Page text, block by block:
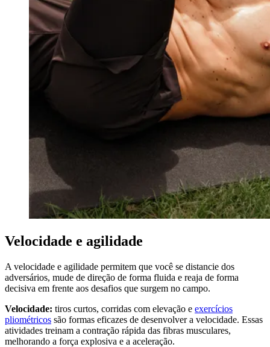
Velocidade e agilidade
A velocidade e agilidade permitem que você se distancie dos
adversários, mude de direção de forma fluida e reaja de forma
decisiva em frente aos desafios que surgem no campo.
Velocidade: tiros curtos, corridas com elevação e exercícios
pliométricos são formas eficazes de desenvolver a velocidade. Essas
atividades treinam a contração rápida das fibras musculares,
melhorando a força explosiva e a aceleração.